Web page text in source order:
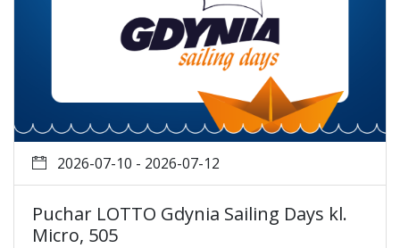
2026-07-10 - 2026-07-12
Puchar LOTTO Gdynia Sailing Days kl.
Micro, 505